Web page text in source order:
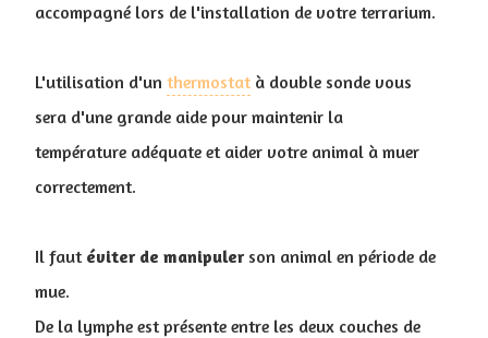
accompagné lors de l'installation de votre terrarium.
L'utilisation d'un thermostat à double sonde vous
sera d'une grande aide pour maintenir la
température adéquate et aider votre animal à muer
correctement.
Il faut éviter de manipulerson animal en période de
mue.
De la lymphe est présente entre les deux couches de